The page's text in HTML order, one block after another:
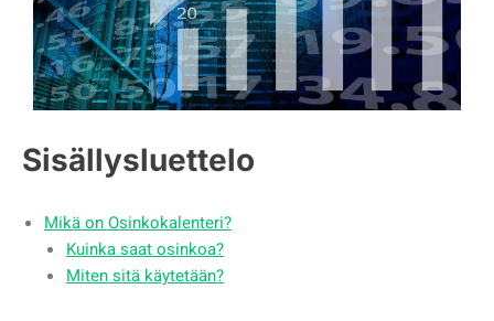
Sisällysluettelo
Mikä on Osinkokalenteri?
Kuinka saat osinkoa?
Miten sitä käytetään?